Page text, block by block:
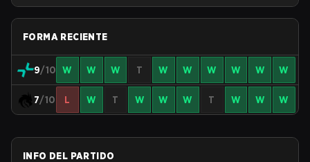
FORMA RECIENTE
9/10 W W W T W W W W W W
7/10 L W T W W W T W W W
INFO DEL PARTIDO